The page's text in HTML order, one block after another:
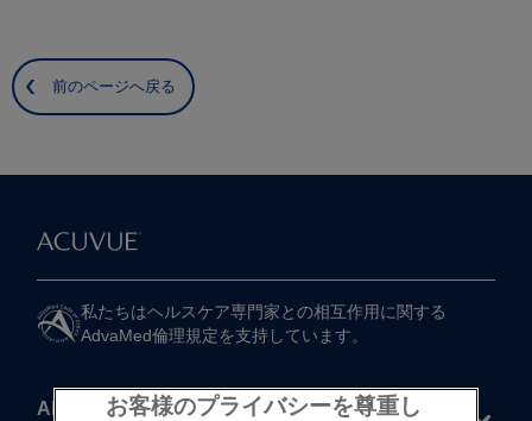
前のページへ戻る
私たちは​ヘルスケア専門家との​相互作用に​関する​
AdvaMed倫理規定を​支持しています。
About
お客様のプライバシーを尊重し